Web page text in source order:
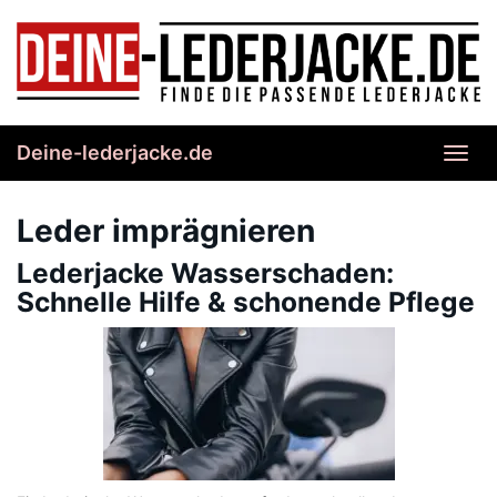
content
Deine-lederjacke.de
Leder imprägnieren
Lederjacke Wasserschaden:
Schnelle Hilfe & schonende Pflege